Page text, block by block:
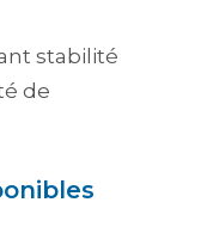
stabilité
de